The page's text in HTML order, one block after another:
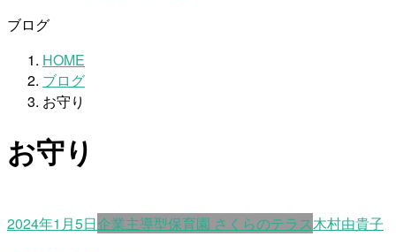
ブログ
HOME
ブログ
お守り
お守り
2024年1月5日企業主導型保育園 さくらのテラス木村由貴子